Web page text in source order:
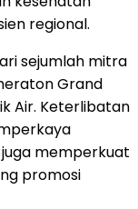
regional.
sejumlah mitra
Grand
Air. Keterlibatan
memperkuat
promosi